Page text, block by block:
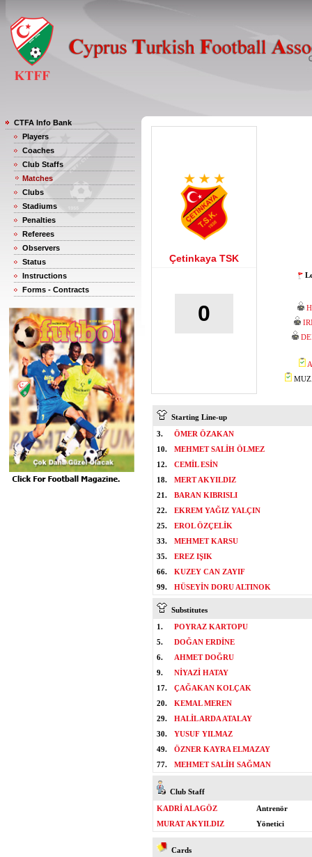
CTFA Info Bank
Players
Coaches
Club Staffs
Matches
Clubs
Stadiums
Penalties
Referees
Observers
Status
Instructions
Forms - Contracts
Çetinkaya TSK
0
Starting Line-up
3.
ÖMER ÖZAKAN
10.
MEHMET SALİH ÖLMEZ
12.
CEMİL ESİN
18.
MERT AKYILDIZ
21.
BARAN KIBRISLI
22.
EKREM YAĞIZ YALÇIN
25.
EROL ÖZÇELİK
33.
MEHMET KARSU
35.
EREZ IŞIK
66.
KUZEY CAN ZAYIF
99.
HÜSEYİN DORU ALTINOK
Substitutes
1.
POYRAZ KARTOPU
5.
DOĞAN ERDİNE
6.
AHMET DOĞRU
9.
NİYAZİ HATAY
17.
ÇAĞAKAN KOLÇAK
20.
KEMAL MEREN
29.
HALİL ARDA ATALAY
30.
YUSUF YILMAZ
49.
ÖZNER KAYRA ELMAZAY
77.
MEHMET SALİH SAĞMAN
Club Staff
KADRİ ALAGÖZ
Antrenör
MURAT AKYILDIZ
Yönetici
Cards